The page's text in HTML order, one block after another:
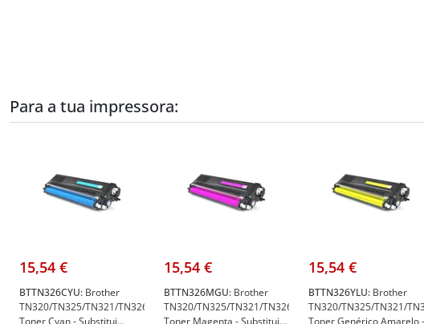
Para a tua impressora:
15,54 €
BTTN326CYU: Brother
TN320/TN325/TN321/TN326/TN329
Toner Cyan - Substitui
15,54 €
BTTN326MGU: Brother
TN320/TN325/TN321/TN326/TN329
Toner Magenta - Substitui
15,54 €
BTTN326YLU: Brother
TN320/TN325/TN321/
Toner Genérico Amarelo -